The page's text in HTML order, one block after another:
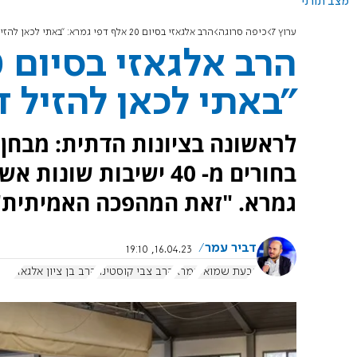
ערוץ 7 כיפה סרוגה הרב אלגאזי בסיום 20 אלף דפי גמרא: "באתי לכאן להזיל דמעה"
"באתי לכאן
גמרא. "זאת המהפכה
דביר עמר
16.04.23, 19:10
גבעת שמואל
גמרא הרב צבי קוסטינר הרב בן ציון אלגאזי